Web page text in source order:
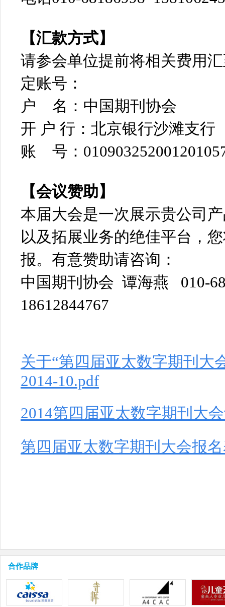
【汇款方式】
请参会单位提前将相关费用
定账号：
户 名：中国期刊协会
开 户 行：北京银行沙滩支行
账 号：
【会议赞助】
本届大会是一次展示贵公司
以及拓展业务的绝佳平台，
报。有意赞助请咨询：
中国期刊协会 谭海燕 010-
18612844767
关于“第四届亚太数字期刊大
2014-10.pdf
2014第四届亚太数字期刊大
第四届亚太数字期刊大会报
合作品牌